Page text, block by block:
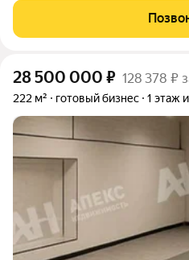
оплаты и более подробная
28 500 000 ₽ 128 378 ₽
222 м² готовый бизнес 1 этаж